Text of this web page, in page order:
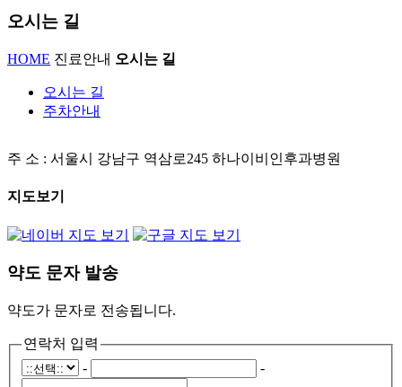
오시는 길
HOME 진료안내 오시는 길
오시는 길
주차안내
주 소 : 서울시 강남구 역삼로245 하나이비인후과병원
지도보기
지도 보기 지도 보기
약도 문자 발송
약도가 문자로 전송됩니다.
연락처 입력
-
-